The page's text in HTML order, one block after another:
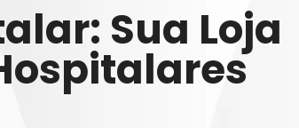
Sua Loja